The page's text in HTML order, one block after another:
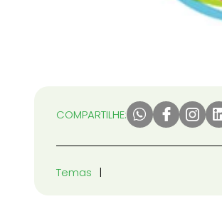
COMPARTILHE:
Temas